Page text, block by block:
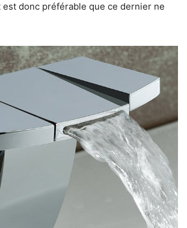
donc préférable que ce dernier ne